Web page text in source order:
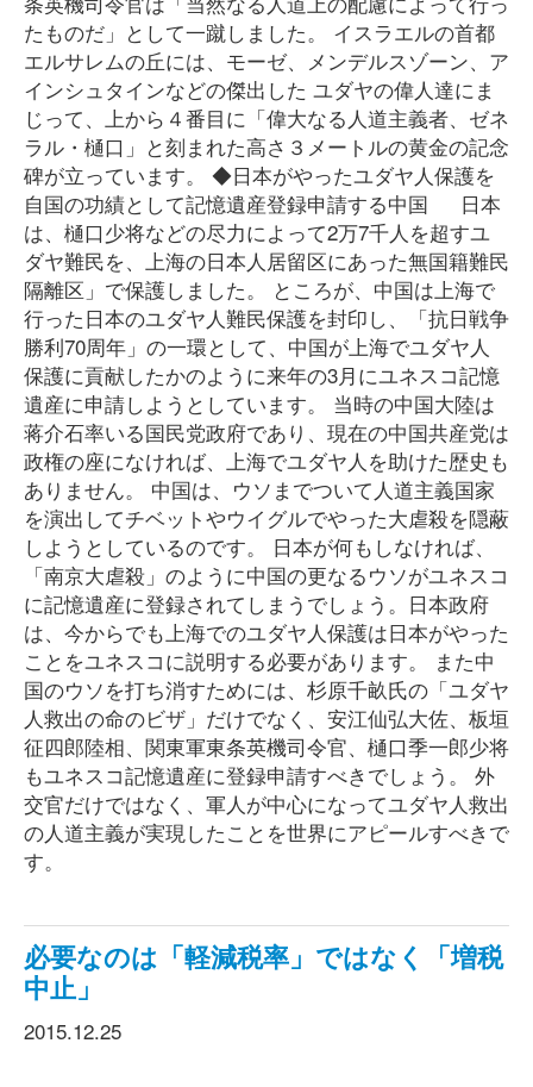
たものだ」として一蹴しました。 イスラエルの首都
エルサレムの丘には、モーゼ、メンデルスゾーン、ア
インシュタインなどの傑出した ユダヤの偉人達にま
じって、上から４番目に「偉大なる人道主義者、ゼネ
ラル・樋口」と刻まれた高さ３メートルの黄金の記念
碑が立っています。 ◆日本がやったユダヤ人保護を
自国の功績として記憶遺産登録申請する中国 日本
は、樋口少将などの尽力によって2万7千人を超すユ
ダヤ難民を、上海の日本人居留区にあった無国籍難民
隔離区」で保護しました。 ところが、中国は上海で
行った日本のユダヤ人難民保護を封印し、「抗日戦争
勝利70周年」の一環として、中国が上海でユダヤ人
保護に貢献したかのように来年の3月にユネスコ記憶
遺産に申請しようとしています。 当時の中国大陸は
蒋介石率いる国民党政府であり、現在の中国共産党は
政権の座になければ、上海でユダヤ人を助けた歴史も
ありません。 中国は、ウソまでついて人道主義国家
を演出してチベットやウイグルでやった大虐殺を隠蔽
しようとしているのです。 日本が何もしなければ、
「南京大虐殺」のように中国の更なるウソがユネスコ
に記憶遺産に登録されてしまうでしょう。日本政府
は、今からでも上海でのユダヤ人保護は日本がやった
ことをユネスコに説明する必要があります。 また中
国のウソを打ち消すためには、杉原千畝氏の「ユダヤ
人救出の命のビザ」だけでなく、安江仙弘大佐、板垣
征四郎陸相、関東軍東条英機司令官、樋口季一郎少将
もユネスコ記憶遺産に登録申請すべきでしょう。 外
交官だけではなく、軍人が中心になってユダヤ人救出
の人道主義が実現したことを世界にアピールすべきで
す。
必要なのは「軽減税率」ではなく「増税
中止」
2015.12.25